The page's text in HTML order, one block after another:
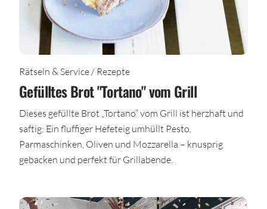
Rätseln & Service / Rezepte
Gefülltes Brot "Tortano" vom Grill
Dieses gefüllte Brot „Tortano“ vom Grill ist herzhaft und
saftig: Ein fluffiger Hefeteig umhüllt Pesto,
Parmaschinken, Oliven und Mozzarella – knusprig
gebacken und perfekt für Grillabende.